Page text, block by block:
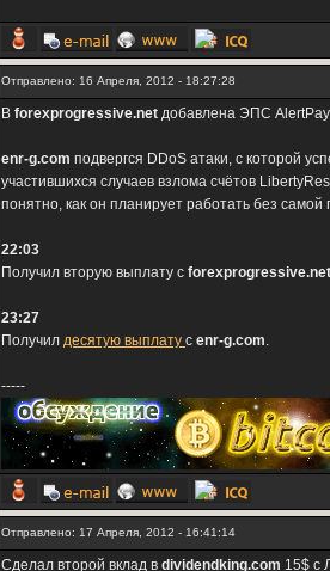
Отправлено: 16 Апреля, 2012 - 18:27:28
В forexprogressive.net добавлена ЭПС
enr-g.com подвергся DDoS атаки, с которой
участившихся случаев взлома счётов
понятно, как он планирует работать без
22:03
Получил вторую выплату с forexprogressive.net
23:27
Получил десятую выплату с enr-g.com.
-----
Отправлено: 17 Апреля, 2012 - 16:41:14
Сделал второй вклад в dividendking.com 15$ с